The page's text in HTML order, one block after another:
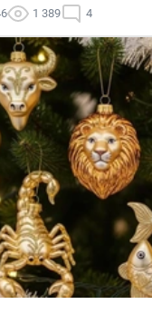
1 389 4